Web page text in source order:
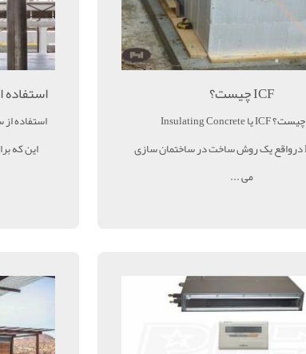
ICF چیست؟
ICF چیست؟ ICF یا Insulating Concrete
Formwork درواقع یک روش ساخت در ساختمان سازی
می ...
استفاده
این که